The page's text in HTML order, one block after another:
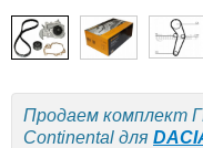
Продаем комплект
Continental для